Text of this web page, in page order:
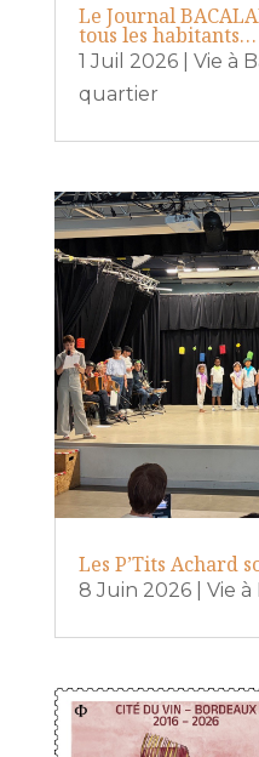
Le Journal
tous les habitants…
1 Juil 2026| Vie à
quartier
Les P’Tits Achard
8 Juin 2026| Vie à